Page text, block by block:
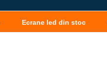
Ecrane led din stoc